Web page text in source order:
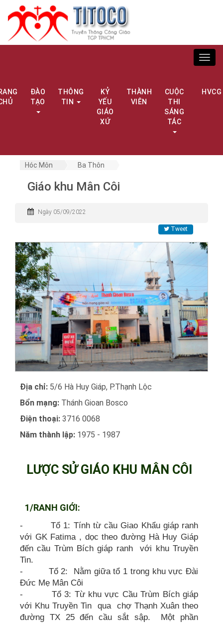
ĐÀO
TẠO
THÔNG
TIN
KỶ
YẾU
GIÁO
XỨ
THÀNH
VIÊN
CUỘC
THI
SÁNG
TÁC
HVCG
Hóc Môn Ba Thôn
Giáo khu Mân Côi
Ngày 05/09/2022
Tweet
Địa chỉ: 5/6 Hà Huy Giáp, P.Thạnh Lộc
Bổn mạng: Thánh Gioan Bosco
Điện thoại: 3716 0068
Năm thành lập: 1975 - 1987
LƯỢC SỬ GIÁO KHU MÂN CÔI
1/RANH GIỚI:
- Tổ 1: Tính từ cầu Giao Khẩu giáp ranh
với GK Fatima , dọc theo đường Hà Huy Giáp
đến cầu Trùm Bích giáp ranh với khu Truyền
Tin.
- Tổ 2: Nằm giữa tổ 1 trong khu vực Đài
Đức Mẹ Mân Côi
- Tổ 3: Từ khu vực Cầu Trùm Bích giáp
với Khu Truyền Tin qua chợ Thạnh Xuân theo
đường TX 25 đến cầu sắt sập. Một phần